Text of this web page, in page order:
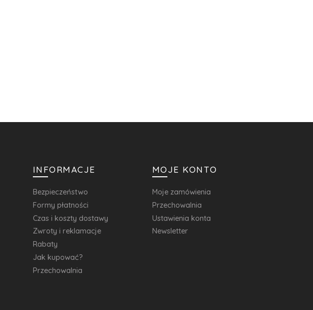
INFORMACJE
Bezpieczeństwo
Formy płatności
Czas i koszty dostawy
Zwroty i reklamacje
Rabaty
Jak kupować?
Przechowalnia
MOJE KONTO
Moje zamówienia
Przechowalnia
Ustawienia konta
Newsletter